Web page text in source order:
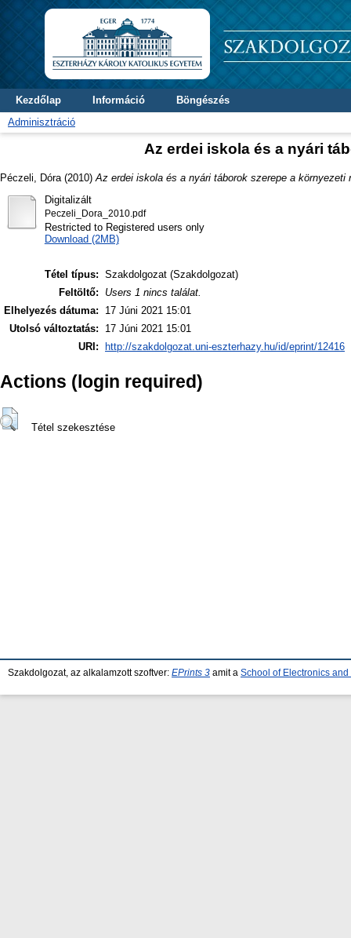
Kezdőlap Információ
Böngészés
Adminisztráció
Az erdei iskola és a nyári
Péczeli, Dóra (2010) Az erdei iskola és a nyári táborok szerepe a környezeti
Digitalizált
Peczeli_Dora_2010.pdf
Restricted to Registered users only
Download (2MB)
Tétel típus: Szakdolgozat (Szakdolgozat)
Feltöltő:
Users 1 nincs találat.
Elhelyezés dátuma:
17 Júni 2021 15:01
Utolsó változtatás:
17 Júni 2021 15:01
URI:
http://szakdolgozat.uni-eszterhazy.hu/id/eprint/12416
Actions (login required)
Tétel szekesztése
Szakdolgozat, az alkalamzott szoftver: EPrints 3 amit a School of Electronics